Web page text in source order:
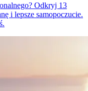
Odkryj 13
i lepsze samopoczucie.